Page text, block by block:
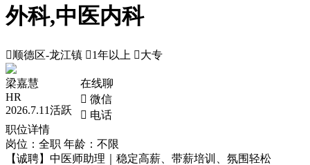
外科,中医内科
顺德区-龙江镇 1年以上 大专
梁嘉慧
HR
2026.7.11活跃
在线聊
 微信
 电话
职位详情
岗位：全职 年龄：不限
【诚聘】中医师助理｜稳定高薪、带薪培训、氛围轻松